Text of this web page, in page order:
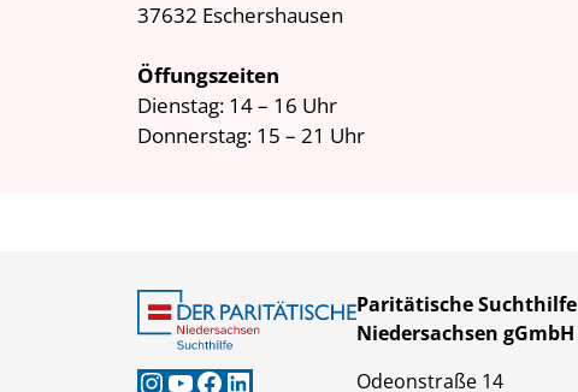
37632 Eschershausen
Öffungszeiten
Dienstag: 14 – 16 Uhr
Donnerstag: 15 – 21 Uhr
Instagram
YouTube
Facebook
LinkedIn
Paritätische Suchthilfe
Niedersachsen gGmbH
Odeonstraße 14